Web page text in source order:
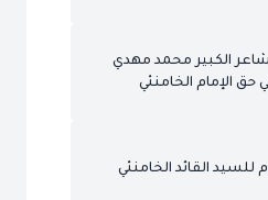
الكبير محمد مهدي
حق الإمام الخامنئي
للسيد القائد الخامنئي